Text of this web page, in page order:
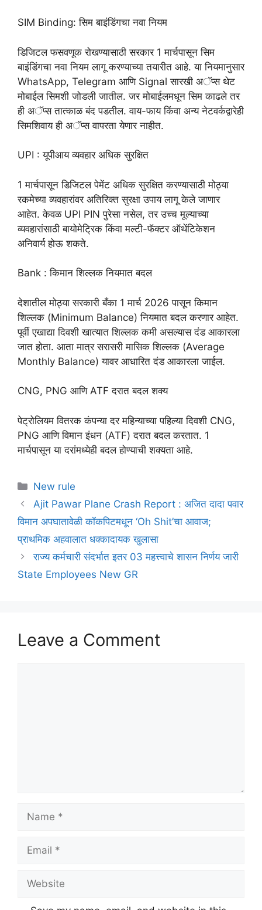
SIM Binding: सिम बाइंडिंगचा नवा नियम
डिजिटल फसवणूक रोखण्यासाठी सरकार 1 मार्चपासून सिम
बाइंडिंगचा नवा नियम लागू करण्याच्या तयारीत आहे. या नियमानुसार
WhatsApp, Telegram आणि Signal सारखी अॅप्स थेट
मोबाईल सिमशी जोडली जातील. जर मोबाईलमधून सिम काढले तर
ही अॅप्स तात्काळ बंद पडतील. वाय-फाय किंवा अन्य नेटवर्कद्वारेही
सिमशिवाय ही अॅप्स वापरता येणार नाहीत.
UPI : यूपीआय व्यवहार अधिक सुरक्षित
1 मार्चपासून डिजिटल पेमेंट अधिक सुरक्षित करण्यासाठी मोठ्या
रकमेच्या व्यवहारांवर अतिरिक्त सुरक्षा उपाय लागू केले जाणार
आहेत. केवळ UPI PIN पुरेसा नसेल, तर उच्च मूल्याच्या
व्यवहारांसाठी बायोमेट्रिक किंवा मल्टी-फॅक्टर ऑथेंटिकेशन
अनिवार्य होऊ शकते.
Bank : किमान शिल्लक नियमात बदल
देशातील मोठ्या सरकारी बँका 1 मार्च 2026 पासून किमान
शिल्लक (Minimum Balance) नियमात बदल करणार आहेत.
पूर्वी एखाद्या दिवशी खात्यात शिल्लक कमी असल्यास दंड आकारला
जात होता. आता मात्र सरासरी मासिक शिल्लक (Average
Monthly Balance) यावर आधारित दंड आकारला जाईल.
CNG, PNG आणि ATF दरात बदल शक्य
पेट्रोलियम वितरक कंपन्या दर महिन्याच्या पहिल्या दिवशी CNG,
PNG आणि विमान इंधन (ATF) दरात बदल करतात. 1
मार्चपासून या दरांमध्येही बदल होण्याची शक्यता आहे.
Categories
New rule
Ajit Pawar Plane Crash Report : अजित दादा पवार
विमान अपघातावेळी कॉकपिटमधून ‘Oh Shit’चा आवाज;
प्राथमिक अहवालात धक्कादायक खुलासा
राज्य कर्मचारी संदर्भात इतर 03 महत्त्वाचे शासन निर्णय जारी
State Employees New GR
Leave a Comment